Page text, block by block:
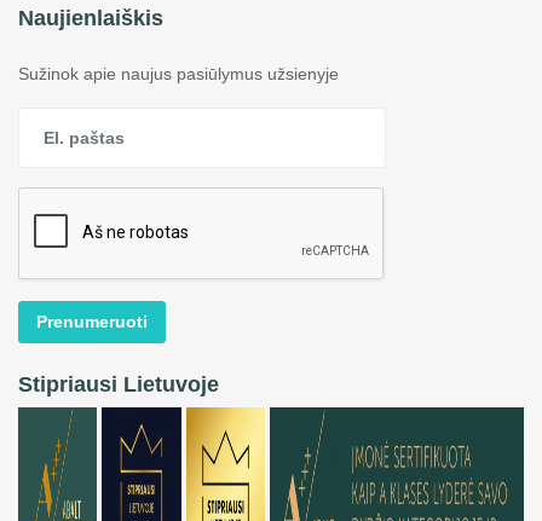
Naujienlaiškis
Sužinok apie naujus pasiūlymus užsienyje
Prenumeruoti
Stipriausi Lietuvoje